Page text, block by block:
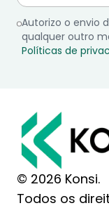
Autorizo o envio
qualquer outro
Políticas de
© 2026 Konsi.
Todos os